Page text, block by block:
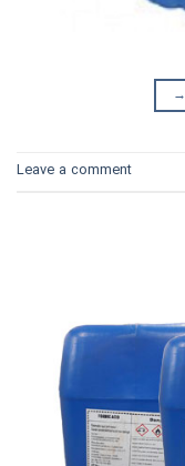
→
Leave a comment